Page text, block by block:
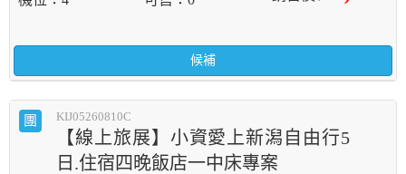
候補
團 KIJ05260810C
【線上旅展】小資愛上新潟自由行5
日.住宿四晚飯店一中床專案